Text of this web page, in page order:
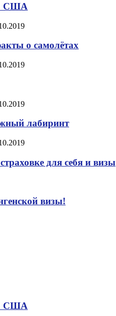
США
о самолётах
лабиринт
для себя и визы
визы!
США